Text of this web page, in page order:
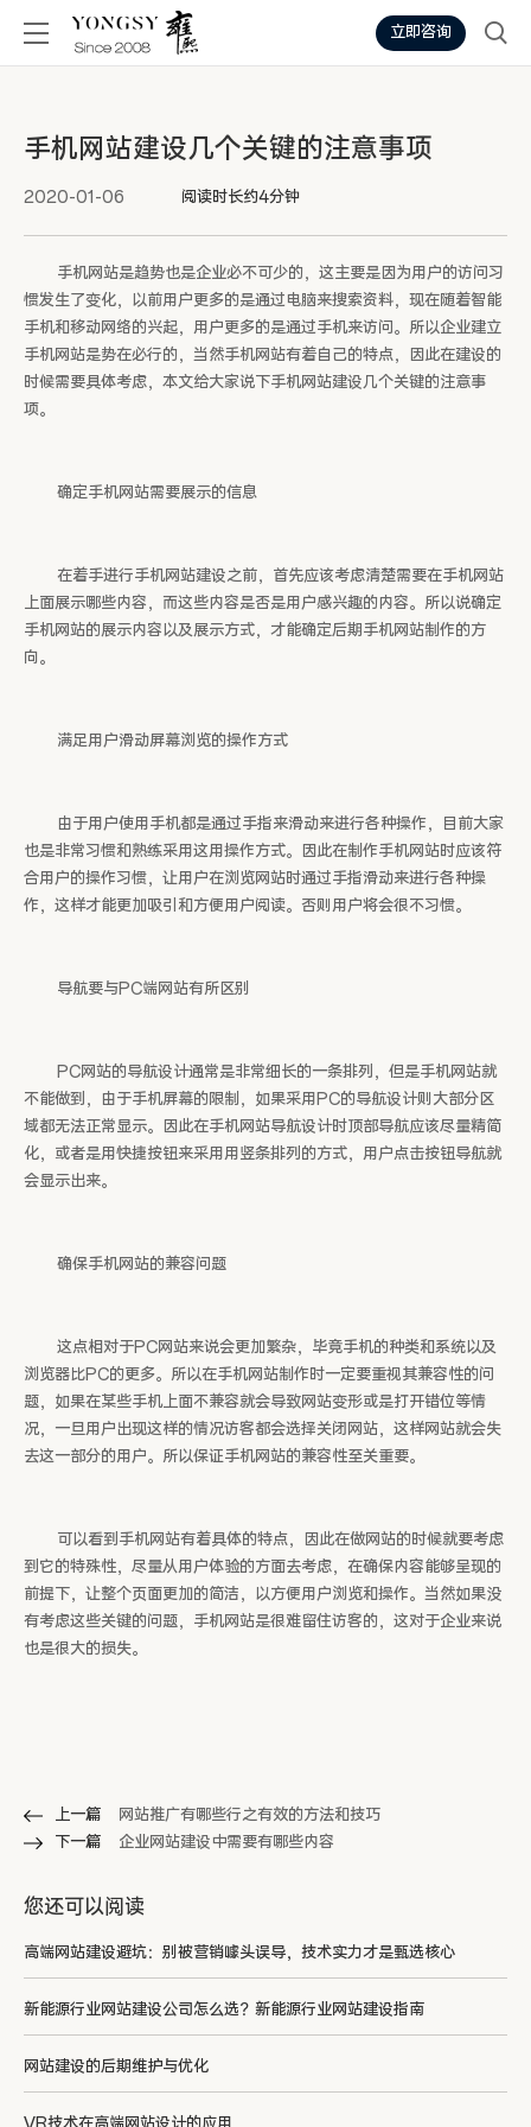
立即咨询
手机网站建设几个关键的注意事项
2020-01-06 阅读时长约4分钟
手机网站是趋势也是企业必不可少的，这主要是因为用户的访问习
惯发生了变化，以前用户更多的是通过电脑来搜索资料，现在随着智能
手机和移动网络的兴起，用户更多的是通过手机来访问。所以企业建立
手机网站是势在必行的，当然手机网站有着自己的特点，因此在建设的
时候需要具体考虑，本文给大家说下手机网站建设几个关键的注意事
项。
确定手机网站需要展示的信息
在着手进行手机网站建设之前，首先应该考虑清楚需要在手机网站
上面展示哪些内容，而这些内容是否是用户感兴趣的内容。所以说确定
手机网站的展示内容以及展示方式，才能确定后期手机网站制作的方
向。
满足用户滑动屏幕浏览的操作方式
由于用户使用手机都是通过手指来滑动来进行各种操作，目前大家
也是非常习惯和熟练采用这用操作方式。因此在制作手机网站时应该符
合用户的操作习惯，让用户在浏览网站时通过手指滑动来进行各种操
作，这样才能更加吸引和方便用户阅读。否则用户将会很不习惯。
导航要与PC端网站有所区别
PC网站的导航设计通常是非常细长的一条排列，但是手机网站就
不能做到，由于手机屏幕的限制，如果采用PC的导航设计则大部分区
域都无法正常显示。因此在手机网站导航设计时顶部导航应该尽量精简
化，或者是用快捷按钮来采用用竖条排列的方式，用户点击按钮导航就
会显示出来。
确保手机网站的兼容问题
这点相对于PC网站来说会更加繁杂，毕竟手机的种类和系统以及
浏览器比PC的更多。所以在手机网站制作时一定要重视其兼容性的问
题，如果在某些手机上面不兼容就会导致网站变形或是打开错位等情
况，一旦用户出现这样的情况访客都会选择关闭网站，这样网站就会失
去这一部分的用户。所以保证手机网站的兼容性至关重要。
可以看到手机网站有着具体的特点，因此在做网站的时候就要考虑
到它的特殊性，尽量从用户体验的方面去考虑，在确保内容能够呈现的
前提下，让整个页面更加的简洁，以方便用户浏览和操作。当然如果没
有考虑这些关键的问题，手机网站是很难留住访客的，这对于企业来说
也是很大的损失。
上一篇
网站推广有哪些行之有效的方法和技巧
下一篇
企业网站建设中需要有哪些内容
您还可以阅读
高端网站建设避坑：别被营销噱头误导，技术实力才是甄选核心
新能源行业网站建设公司怎么选？新能源行业网站建设指南
网站建设的后期维护与优化